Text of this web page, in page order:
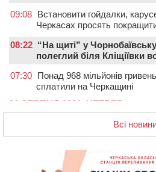
09:08 Встановити гойдалки,
Черкасах просять
08:22 “На щиті” у
полеглий біля Кліщіївки
07:30 Понад 968 мільйонів
сплатили на Черкащині
06 СЕРПНЯ 2026, ЧЕТВЕР
Вісім медалей, з яких чотири
спортсмени тріумфували на
На Черкащині спека
Педагогів Черкас
Всі